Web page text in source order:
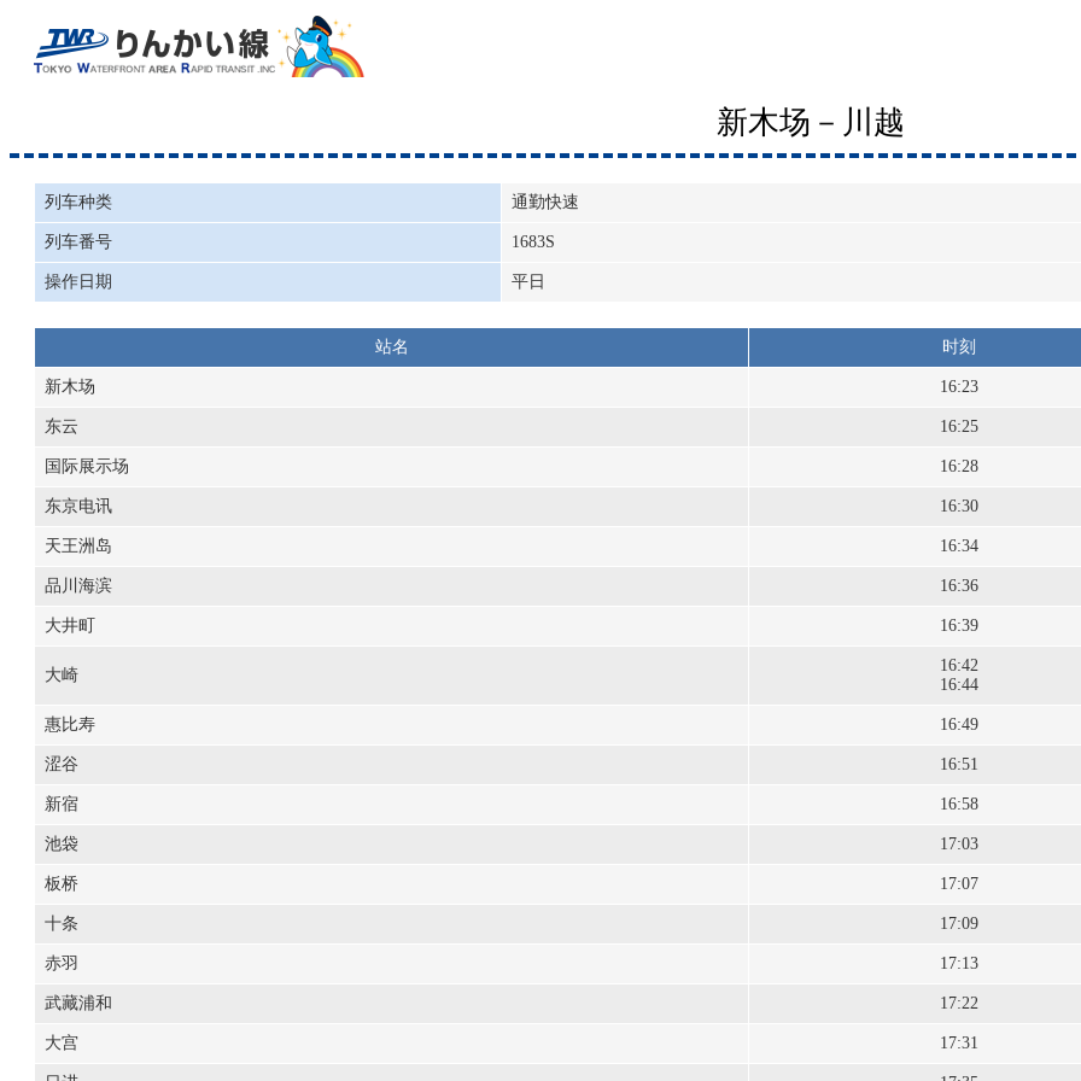
新木场－川越
列车种类 通勤快速
列车番号 1683S
操作日期 平日
站名 时刻
新木场 16:23
东云 16:25
国际展示场 16:28
东京电讯 16:30
天王洲岛 16:34
品川海滨 16:36
大井町 16:39
大崎
16:42
16:44
惠比寿 16:49
涩谷 16:51
新宿 16:58
池袋 17:03
板桥 17:07
十条 17:09
赤羽 17:13
武藏浦和 17:22
大宫 17:31